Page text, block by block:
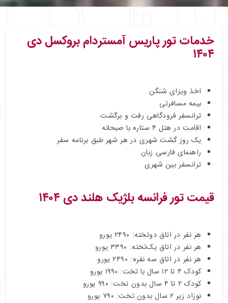
خدمات تور پاریس آمستردام بروکسل دی
۱۴۰۴
اخذ ویزای شنگن
بیمه مسافرتی
ترانسفر فرودگاهی رفت و برگشت
اقامت در هتل ۴ ستاره با صبحانه
یک روز گشت شهری در هر شهر طبق برنامه سفر
راهنمای فارسی‌ زبان
ترانسفر بین شهری
قیمت تور فرانسه بلژیک هلند دی ۱۴۰۴
هر نفر در اتاق دوتخته: ۲۴۹۰ یورو
هر نفر در اتاق یک‌تخته: ۳۳۹۰ یورو
هر نفر در اتاق سه نفره: ۲۴۹۰ یورو
کودک ۴ تا ۱۲ سال با تخت: ۱۹۹۰ یورو
کودک ۲ تا ۴ سال بدون تخت: ۹۹۰ یورو
نوزاد زیر ۲ سال بدون تخت: ۷۹۰ یورو